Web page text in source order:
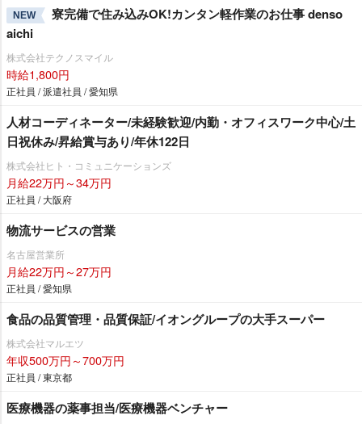
NEW
寮完備で住み込みOK!カンタン軽作業のお仕事 denso
aichi
株式会社テクノスマイル
時給1,800円
正社員 / 派遣社員 / 愛知県
人材コーディネーター/未経験歓迎/内勤・オフィスワーク中心/土
日祝休み/昇給賞与あり/年休122日
株式会社ヒト・コミュニケーションズ
月給22万円～34万円
正社員 / 大阪府
物流サービスの営業
名古屋営業所
月給22万円～27万円
正社員 / 愛知県
食品の品質管理・品質保証/イオングループの大手スーパー
株式会社マルエツ
年収500万円～700万円
正社員 / 東京都
医療機器の薬事担当/医療機器ベンチャー